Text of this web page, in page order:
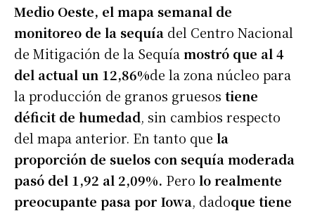
Medio Oeste, el mapa semanal de
monitoreo de la sequía del Centro Nacional
de Mitigación de la Sequía mostró que al 4
del actual un 12,86%de la zona núcleo para
la producción de granos gruesos tiene
déficit de humedad, sin cambios respecto
del mapa anterior. En tanto que la
proporción de suelos con sequía moderada
pasó del 1,92 al 2,09%. Pero lo realmente
preocupante pasa por Iowa, dadoque tiene